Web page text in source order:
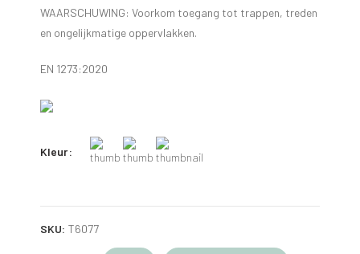
WAARSCHUWING: Voorkom toegang tot trappen, treden
en ongelijkmatige oppervlakken.
EN 1273:2020
Kleur
SKU: T6077